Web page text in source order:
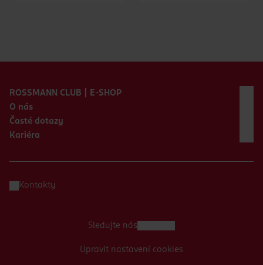
ROSSMANN CLUB | E-SHOP
O nás
Časté dotazy
Kariéra
Kontakty
Sledujte nás
Upravit nastavení cookies